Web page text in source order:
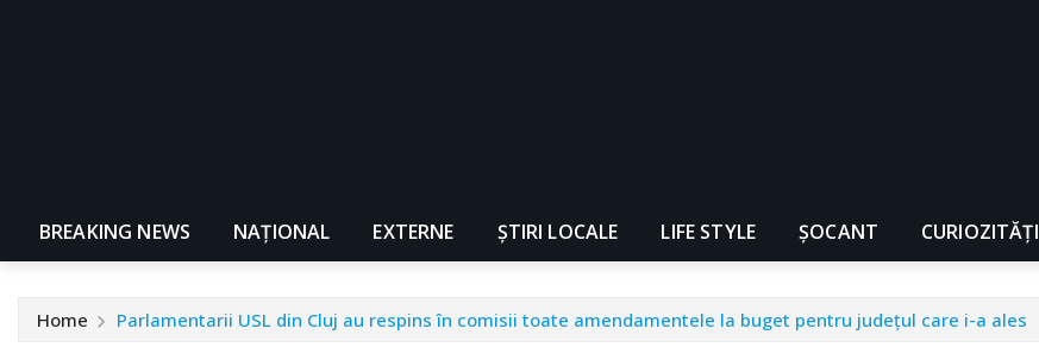
BREAKING NEWS NAŢIONAL EXTERNE ȘTIRI LOCALE LIFE STYLE ȘOCANT CURIOZITĂȚI
Home Parlamentarii USL din Cluj au respins în comisii toate amendamentele la buget pentru județul care i-a ales